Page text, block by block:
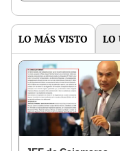
LO MÁS VISTO LO